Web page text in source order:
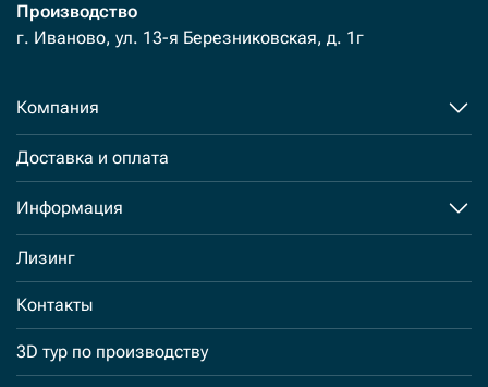
Производство
г. Иваново, ул. 13-я Березниковская, д. 1г
Компания
Доставка и оплата
Информация
Лизинг
Контакты
3D тур по производству